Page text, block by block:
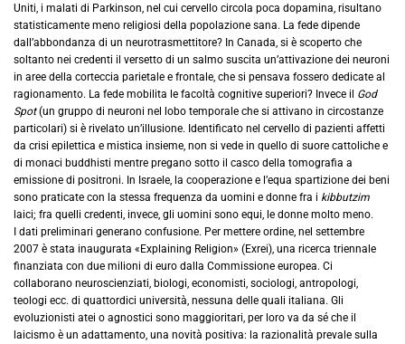
Uniti, i malati di Parkinson, nel cui cervello circola poca dopamina, risultano
statisticamente meno religiosi della popolazione sana. La fede dipende
dall’abbondanza di un neurotrasmettitore? In Canada, si è scoperto che
soltanto nei credenti il versetto di un salmo suscita un’attivazione dei neuroni
in aree della corteccia parietale e frontale, che si pensava fossero dedicate al
ragionamento. La fede mobilita le facoltà cognitive superiori? Invece il God
Spot(un gruppo di neuroni nel lobo temporale che si attivano in circostanze
particolari) si è rivelato un’illusione. Identificato nel cervello di pazienti affetti
da crisi epilettica e mistica insieme, non si vede in quello di suore cattoliche e
di monaci buddhisti mentre pregano sotto il casco della tomografia a
emissione di positroni. In Israele, la cooperazione e l’equa spartizione dei beni
sono praticate con la stessa frequenza da uomini e donne fra i kibbutzim
laici; fra quelli credenti, invece, gli uomini sono equi, le donne molto meno.
I dati preliminari generano confusione. Per mettere ordine, nel settembre
2007 è stata inaugurata «Explaining Religion» (Exrei), una ricerca triennale
finanziata con due milioni di euro dalla Commissione europea. Ci
collaborano neuroscienziati, biologi, economisti, sociologi, antropologi,
teologi ecc. di quattordici università, nessuna delle quali italiana. Gli
evoluzionisti atei o agnostici sono maggioritari, per loro va da sé che il
laicismo è un adattamento, una novità positiva: la razionalità prevale sulla